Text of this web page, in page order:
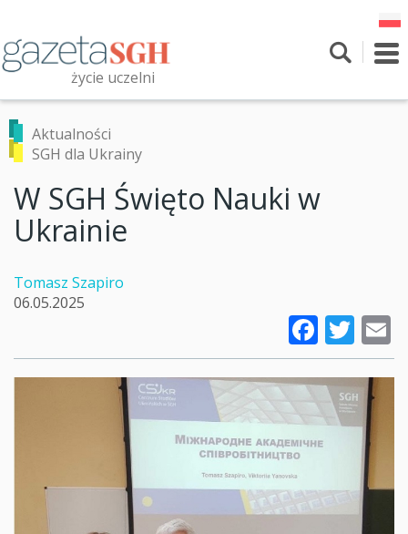
treści
życie uczelni
Przeszukaj witrynę
Aktualności
SGH dla Ukrainy
W SGH Święto Nauki w
Ukrainie
Tomasz Szapiro
06.05.2025